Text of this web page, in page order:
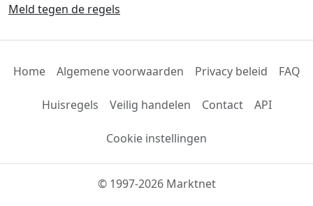
Meld tegen de regels
Home Algemene voorwaarden Privacy beleid FAQ
Huisregels Veilig handelen Contact API
Cookie instellingen
© 1997-2026 Marktnet